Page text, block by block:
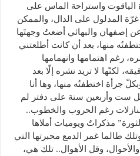
الياقوت واستراحة الماس على
المدلول على الدال، والممكن
إصفهان والبهائي أضعتُ وجهتَها
منها، بعد أن كانت أطلعتني
رغم اهتمامها وانهمامها
لكنّها لا تريد نشره إلّا بعد
جرأة اختطفتُه منها، وها أنا
ست وأربعين سنة على دفتر لم
رغم الحروب والخطوب..
مذكراتٌ ويوميات أملاها
وتلك طالما غمر الدمع محبرتها التي
وقل الأهوال.. تلك هي،